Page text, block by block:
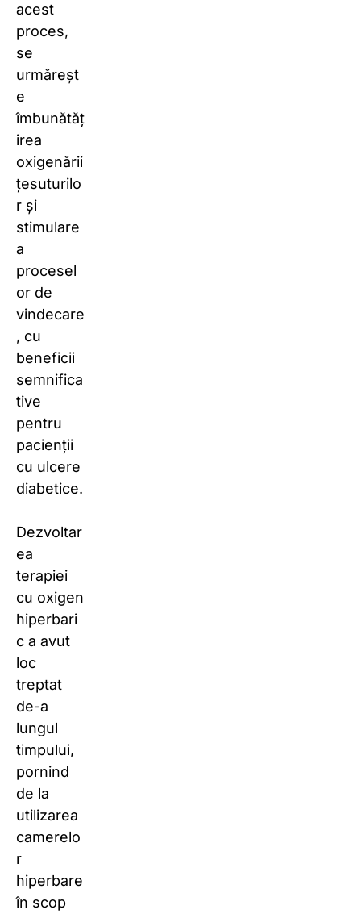
acest
proces,
se
urmăreșt
e
îmbunătăț
irea
oxigenării
țesuturilo
r și
stimulare
a
procesel
or de
vindecare
, cu
beneficii
semnifica
tive
pentru
pacienții
cu ulcere
diabetice.
Dezvoltar
ea
terapiei
cu oxigen
hiperbari
c a avut
loc
treptat
de-a
lungul
timpului,
pornind
de la
utilizarea
camerelo
r
hiperbare
în scop